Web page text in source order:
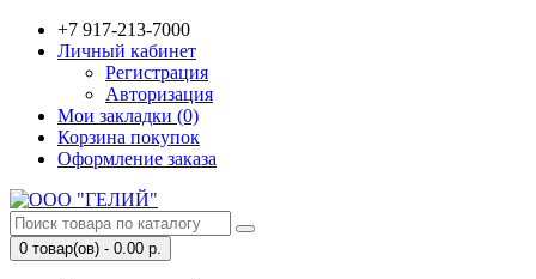
+7 917-213-7000
Личный кабинет
Регистрация
Авторизация
Мои закладки (0)
Корзина покупок
Оформление заказа
0 товар(ов) - 0.00 р.